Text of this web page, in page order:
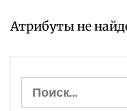
Атрибуты не
Найти: